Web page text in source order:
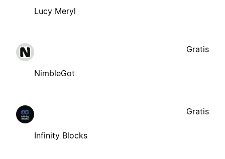
Lucy Meryl
NimbleGot
Gratis
Infinity Blocks
Gratis